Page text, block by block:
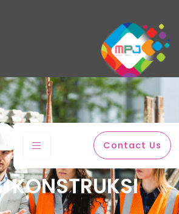
Magenta Permata Jaya
Contact Us
KONSTRUKSI